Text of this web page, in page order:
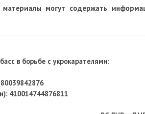
могут содержать
в борьбе с укрокарателями:
410014744876811